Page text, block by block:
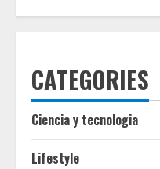
CATEGORIES
Ciencia y tecnologia
Lifestyle